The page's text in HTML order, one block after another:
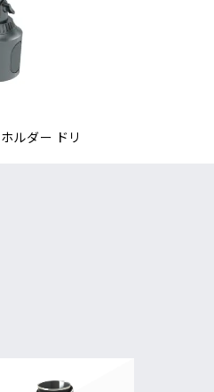
ルダー ドリ